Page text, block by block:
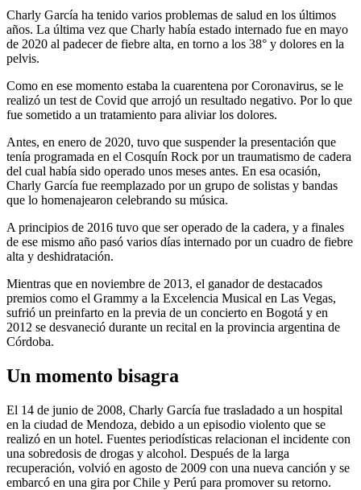
Charly García ha tenido varios problemas de salud en los últimos
años. La última vez que Charly había estado internado fue en mayo
de 2020 al padecer de fiebre alta, en torno a los 38° y dolores en la
pelvis.
Como en ese momento estaba la cuarentena por Coronavirus, se le
realizó un test de Covid que arrojó un resultado negativo. Por lo que
fue sometido a un tratamiento para aliviar los dolores.
Antes, en enero de 2020, tuvo que suspender la presentación que
tenía programada en el Cosquín Rock por un traumatismo de cadera
del cual había sido operado unos meses antes. En esa ocasión,
Charly García fue reemplazado por un grupo de solistas y bandas
que lo homenajearon celebrando su música.​
A principios de 2016 tuvo que ser operado de la cadera, y a finales
de ese mismo año pasó varios días internado por un cuadro de fiebre
alta y deshidratación.
Mientras que en noviembre de 2013, el ganador de destacados
premios como el Grammy a la Excelencia Musical en Las Vegas,
sufrió un preinfarto en la previa de un concierto en Bogotá y en
2012 se desvaneció durante un recital en la provincia argentina de
Córdoba.
Un momento bisagra
El 14 de junio de 2008, Charly García fue trasladado a un hospital
en la ciudad de Mendoza, debido a un episodio violento que se
realizó en un hotel. Fuentes periodísticas relacionan el incidente con
una sobredosis de drogas y alcohol. Después de la larga
recuperación, volvió en agosto de 2009 con una nueva canción y se
embarcó en una gira por Chile y Perú para promover su retorno.